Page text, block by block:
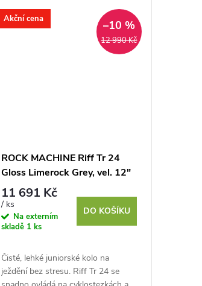
Akční cena
12 990 Kč
–10 %
ROCK MACHINE Riff Tr 24
Gloss Limerock Grey, vel. 12"
11 691 Kč
/ ks
Na externím
skladě 1 ks
DO KOŠÍKU
Čisté, lehké juniorské kolo na
ježdění bez stresu. Riff Tr 24 se